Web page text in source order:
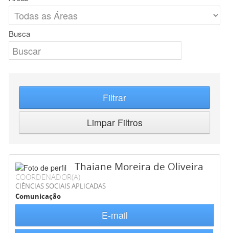
Busca
Filtrar
Limpar Filtros
Thaiane Moreira de Oliveira
COORDENADOR(A)
CIÊNCIAS SOCIAIS APLICADAS
Comunicação
E-mail